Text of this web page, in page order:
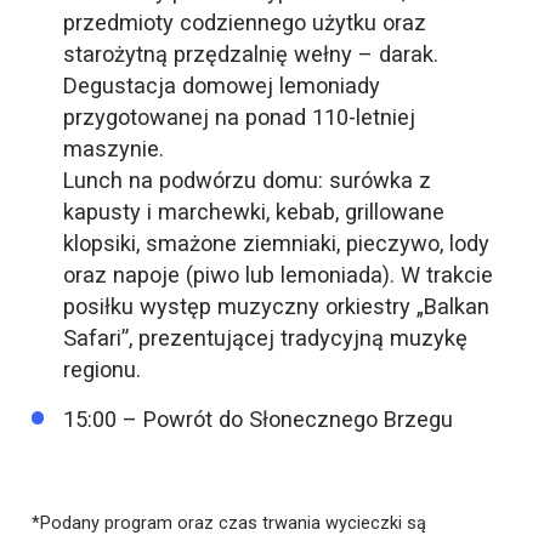
przedmioty codziennego użytku oraz
starożytną przędzalnię wełny – darak.
Degustacja domowej lemoniady
przygotowanej na ponad 110-letniej
maszynie.
Lunch na podwórzu domu: surówka z
kapusty i marchewki, kebab, grillowane
klopsiki, smażone ziemniaki, pieczywo, lody
oraz napoje (piwo lub lemoniada). W trakcie
posiłku występ muzyczny orkiestry „Balkan
Safari”, prezentującej tradycyjną muzykę
regionu.
15:00 – Powrót do Słonecznego Brzegu
*Podany program oraz czas trwania wycieczki są